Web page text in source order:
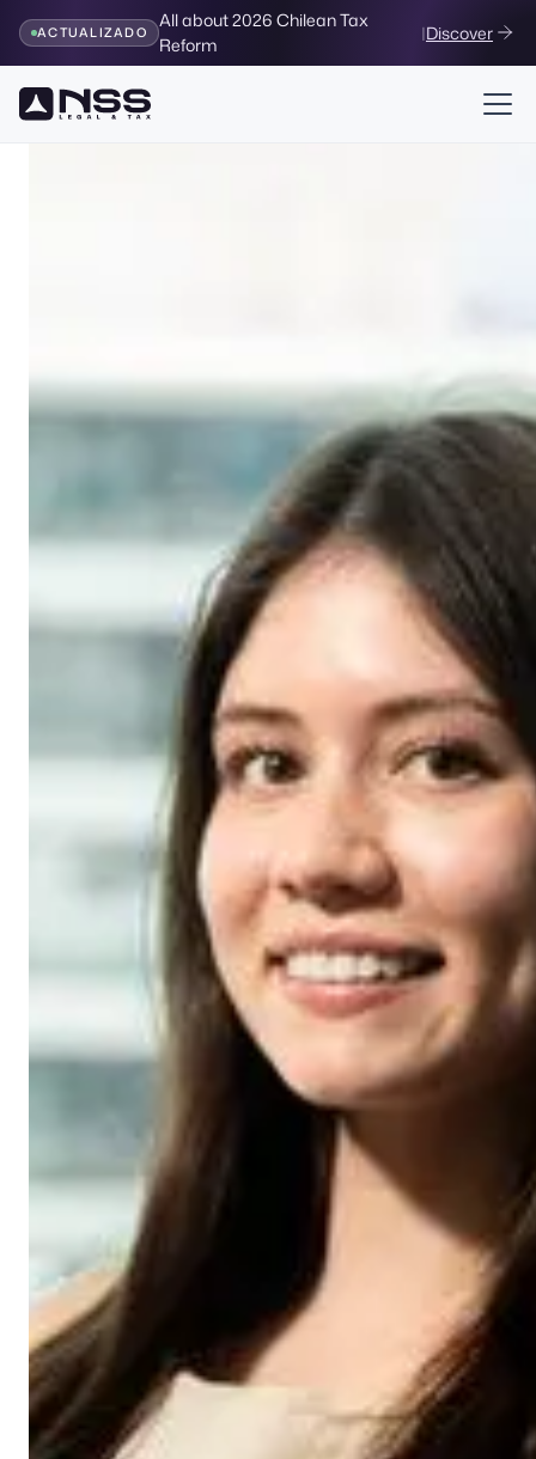
ACTUALIZADO
All about 2026 Chilean Tax
Reform
|Discover